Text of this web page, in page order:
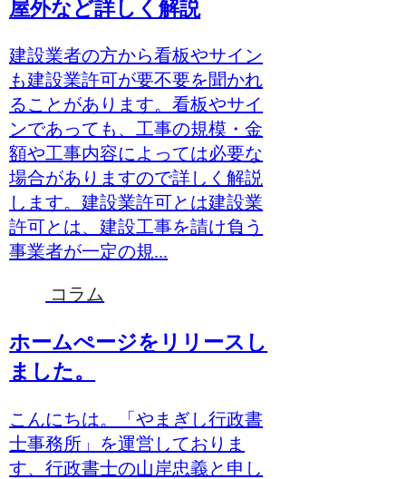
屋外など詳しく解説
建設業者の方から看板やサイン
も建設業許可が要不要を聞かれ
ることがあります。看板やサイ
ンであっても、工事の規模・金
額や工事内容によっては必要な
場合がありますので詳しく解説
します。建設業許可とは建設業
許可とは、建設工事を請け負う
事業者が一定の規...
コラム
ホームぺージをリリースし
ました。
こんにちは。「やまぎし行政書
士事務所」を運営しておりま
す、行政書士の山岸忠義と申し